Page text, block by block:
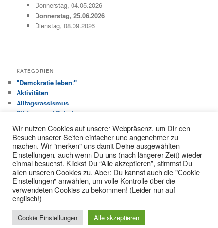
Donnerstag, 04.05.2026
Donnerstag, 25.06.2026
Dienstag, 08.09.2026
KATEGORIEN
"Demokratie leben!"
Aktivitäten
Alltagsrassismus
Bildung und Schule
Jugendhilfeausschuss
Jugendverbandsarbeit
Kinderrechte
Liane
Partizipation
Pressemitteilung
Pressespiegel 2019
Pressespiegel 2020
Pressespiegel DL 2021
Über den Tellerrand…
Wir nutzen Cookies auf unserer Webpräsenz, um Dir den
Besuch unserer Seiten einfacher und angenehmer zu
machen. Wir "merken" uns damit Deine ausgewählten
Einstellungen, auch wenn Du uns (nach längerer Zeit) wieder
einmal besuchst. Klickst Du “Alle akzeptieren”, stimmst Du
allen unseren Cookies zu. Aber: Du kannst auch die "Cookie
Einstellungen" anwählen, um volle Kontrolle über die
verwendeten Cookies zu bekommen! (Leider nur auf
englisch!)
Cookie Einstellungen Alle akzeptieren